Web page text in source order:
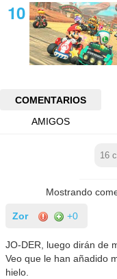
COMENTARIOS
AMIGOS
16
Mostrando
Zor +0
JO-DER, luego dirán de
Veo que le han añadido
hielo.